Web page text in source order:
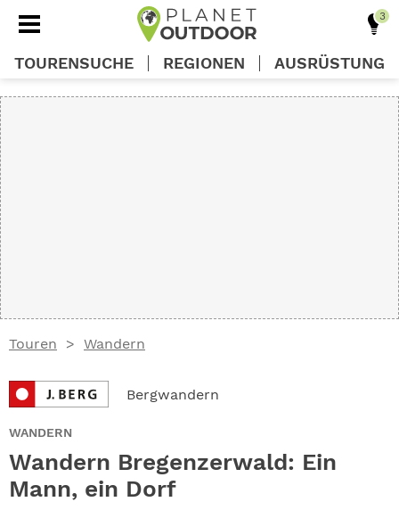
Touren Wandern
Bergwandern
WANDERN
Wandern Bregenzerwald: Ein
Mann, ein Dorf
TOURENSUCHE REGIONEN AUSRÜSTUNG
ABO
GEWINNEN
NEWSLETTER